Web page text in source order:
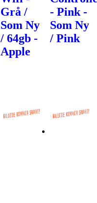
Grå /
Som Ny
/ 64gb -
Apple
- Pink -
Som Ny
/ Pink